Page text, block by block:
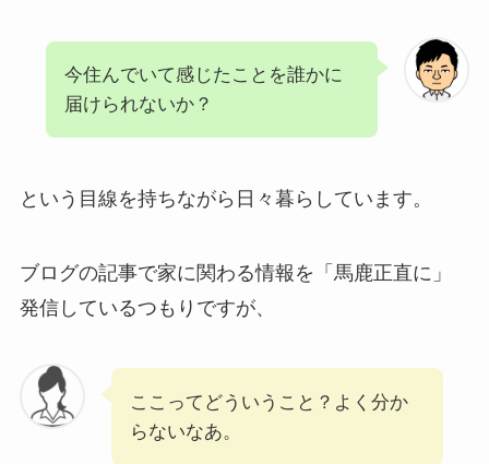
今住んでいて感じたことを誰かに
届けられないか？
という目線を持ちながら日々暮らしています。
ブログの記事で家に関わる情報を「馬鹿正直に」
発信しているつもりですが、
ここってどういうこと？よく分か
らないなあ。